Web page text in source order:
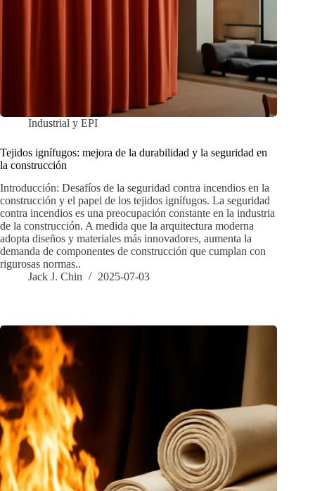
Industrial y EPI
Tejidos ignífugos: mejora de la durabilidad y la seguridad en
la construcción
Introducción: Desafíos de la seguridad contra incendios en la
construcción y el papel de los tejidos ignífugos. La seguridad
contra incendios es una preocupación constante en la industria
de la construcción. A medida que la arquitectura moderna
adopta diseños y materiales más innovadores, aumenta la
demanda de componentes de construcción que cumplan con
rigurosas normas..
Jack J. Chin
2025-07-03